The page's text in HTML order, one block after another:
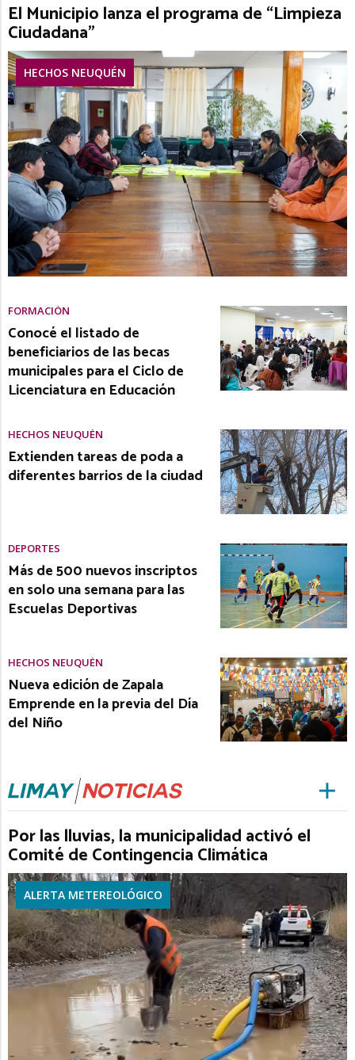
El Municipio lanza el programa de “Limpieza
Ciudadana”
HECHOS NEUQUÉN
FORMACIÓN
Conocé el listado de
beneficiarios de las becas
municipales para el Ciclo de
Licenciatura en Educación
HECHOS NEUQUÉN
Extienden tareas de poda a
diferentes barrios de la ciudad
DEPORTES
Más de 500 nuevos inscriptos
en solo una semana para las
Escuelas Deportivas
HECHOS NEUQUÉN
Nueva edición de Zapala
Emprende en la previa del Día
del Niño
Por las lluvias, la municipalidad activó el
Comité de Contingencia Climática
ALERTA METEREOLÓGICO